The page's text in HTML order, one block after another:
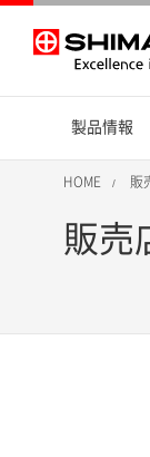
製品情報
HOME 販
販売